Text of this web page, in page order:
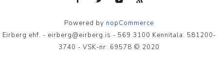
Powered by nopCommerce
Eirberg ehf. - eirberg@eirberg.is - 569 3100 Kennitala: 581200-
3740 - VSK-nr: 69578 © 2020